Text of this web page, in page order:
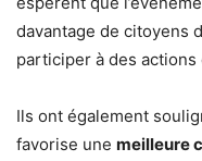
davantage de citoyens
participer à des
Ils ont également
favorise une meilleure